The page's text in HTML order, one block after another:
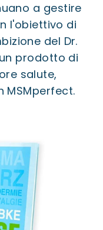
a gestire
l'obiettivo di
del Dr.
prodotto di
salute,
MSMperfect.